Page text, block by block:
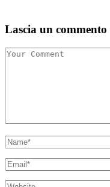
Lascia un commento